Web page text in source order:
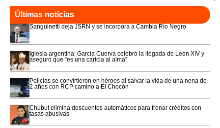
Últimas noticias
Sanguinetti deja JSRN y se incorpora a Cambia Río Negro
Iglesia argentina: García Cuerva celebró la llegada de León XIV y
aseguró que “es una caricia al alma”
Policías se convirtieron en héroes al salvar la vida de una nena de
2 años con RCP camino a El Chocón
Chubut elimina descuentos automáticos para frenar créditos con
tasas abusivas